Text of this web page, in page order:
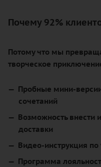
Почему 92%
Потому что мы
творческое
Пробные мини-
сочетаний
Возможность внести
доставки
Видео-инструкция по
Программа